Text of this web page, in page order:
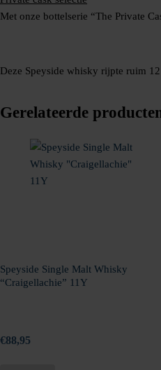
Met onze bottelserie “The Private
Deze Speyside whisky rijpte ruim
Gerelateerde
Speyside Single Malt Whisky
“Craigellachie” 11Y
€88,95